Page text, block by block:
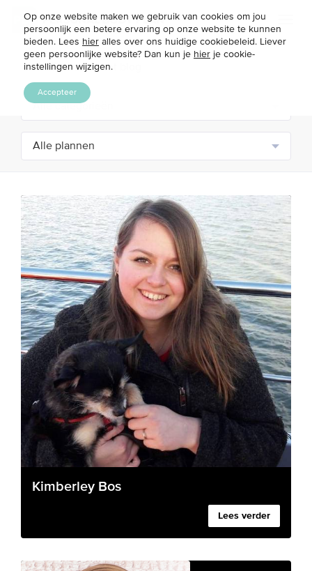
Kimberley Bos
Lees verder
Op onze website maken we gebruik van cookies om jou
persoonlijk een betere ervaring op onze website te kunnen
bieden. Lees hier alles over ons huidige cookiebeleid. Liever
geen persoonlijke website? Dan kun je hier je cookie-
instellingen wijzigen.
Accepteer